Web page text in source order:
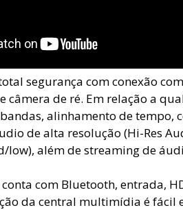
segurança com conexão
câmera de ré. Em relação a
alinhamento de tempo,
de alta resolução (Hi-Res
low), além de streaming de
com Bluetooth, entrada,
da central multimídia é fácil